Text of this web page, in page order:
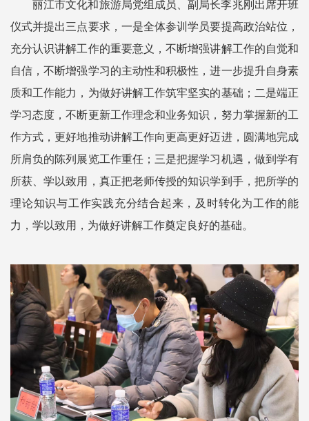
丽江市文化和旅游局党组成员、副局长李兆刚出席开班
仪式并提出三点要求，一是全体参训学员要提高政治站位，
充分认识讲解工作的重要意义，不断增强讲解工作的自觉和
自信，不断增强学习的主动性和积极性，进一步提升自身素
质和工作能力，为做好讲解工作筑牢坚实的基础；二是端正
学习态度，不断更新工作理念和业务知识，努力掌握新的工
作方式，更好地推动讲解工作向更高更好迈进，圆满地完成
所肩负的陈列展览工作重任；三是把握学习机遇，做到学有
所获、学以致用，真正把老师传授的知识学到手，把所学的
理论知识与工作实践充分结合起来，及时转化为工作的能
力，学以致用，为做好讲解工作奠定良好的基础。